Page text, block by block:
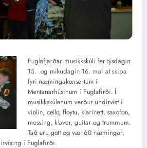
Fuglafjarðar musikkskúli fer týsdagin
15. og mikudagin 16. mai at skipa
fyri næmingakonsertum í
Mentanarhúsinum í Fuglafirði. Í
musikkskúlanum verður undirvíst í
violin, cello, floytu, klarinett, saxofon,
messing, klaver, guitar og trummum.
Tað eru gott og væl 60 næmingar,
í Fuglafirði.